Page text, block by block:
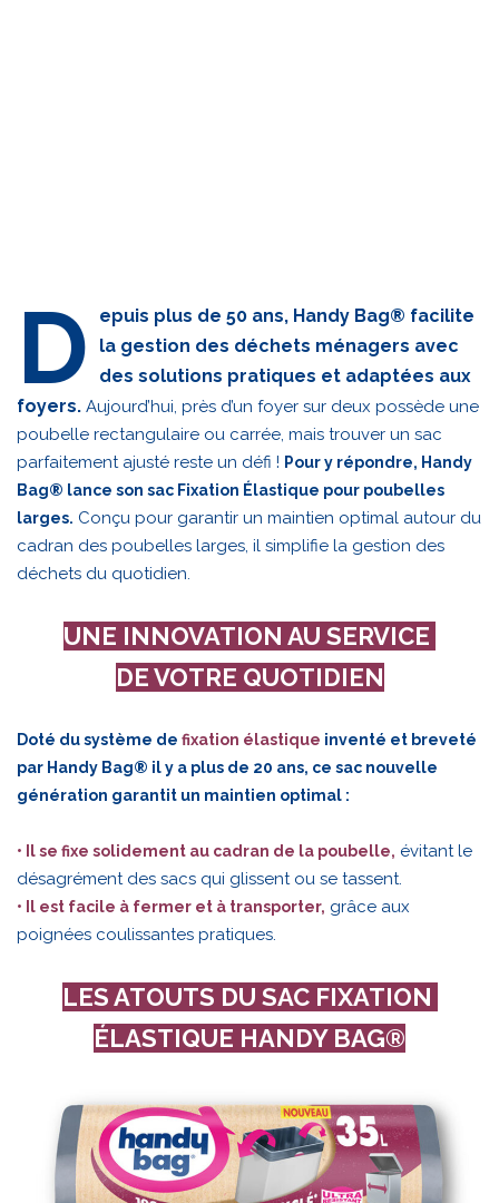
D
epuis plus de 50 ans, Handy Bag® facilite
la gestion des déchets ménagers avec
des solutions pratiques et adaptées aux
foyers. Aujourd’hui, près d’un foyer sur deux possède une
poubelle rectangulaire ou carrée, mais trouver un sac
parfaitement ajusté reste un défi ! Pour y répondre, Handy
Bag® lance son sac Fixation Élastique pour poubelles
larges. Conçu pour garantir un maintien optimal autour du
cadran des poubelles larges, il simplifie la gestion des
déchets du quotidien.
UNE INNOVATION AU SERVICE
DE VOTRE QUOTIDIEN
Doté du système de fixation élastique inventé et breveté
par Handy Bag® il y a plus de 20 ans, ce sac nouvelle
génération garantit un maintien optimal :
• Il se fixe solidement au cadran de la poubelle, évitant le
désagrément des sacs qui glissent ou se tassent.
• Il est facile à fermer et à transporter, grâce aux
poignées coulissantes pratiques.
LES ATOUTS DU SAC FIXATION
ÉLASTIQUE HANDY BAG®